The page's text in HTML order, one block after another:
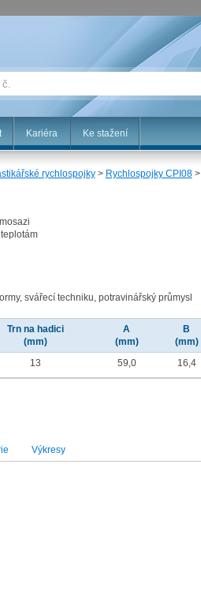
Kariéra Ke stažení
rychlospojky> Rychlospojky CPI08>
svářecí techniku, potravinářský průmysl
Trn na hadici
(mm)
A
(mm)
B
(mm)
13 59,0 16,4
Výkresy